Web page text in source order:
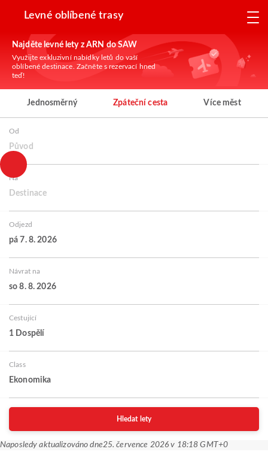
Levné oblíbené trasy
Najděte levné lety z ARN do SAW
Využijte exkluzivní nabídky letů do vaší
oblíbené destinace. Začněte s rezervací hned
teď!
Jednosměrný Zpáteční cesta Více měst
Od
Původ
Na
Destinace
Odjezd
pá 7. 8. 2026
Návrat na
so 8. 8. 2026
Cestující
1 Dospělí
Class
Ekonomika
Hledat lety
Naposledy aktualizováno dne25. července 2026 v 18:18 GMT+0